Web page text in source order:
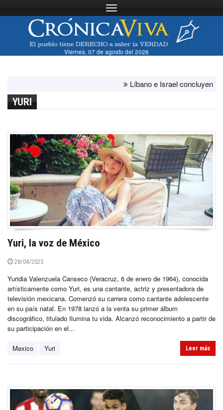
Toggle navigation
Viernes, 07 de agosto del 2026
Líbano e Israel concluyen
YURI
Yuri, la voz de México
28/04/2025
Yuridia Valenzuela Canseco (Veracruz, 6 de enero de 1964), conocida
artísticamente como Yuri, es una cantante, actriz y presentadora de
televisión mexicana. Comenzó su carrera como cantante adolescente
en su país natal. En 1978 lanzó a la venta su primer álbum
discográfico, titulado Ilumina tu vida. Alcanzó reconocimiento a partir de
su participación en el...
Mexico Yuri Leer más